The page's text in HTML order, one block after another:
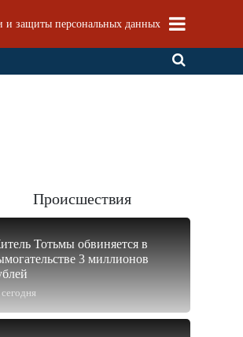
и защиты персональных данных
Происшествия
сегодня
Тотьмы обвиняется в
3 миллионов